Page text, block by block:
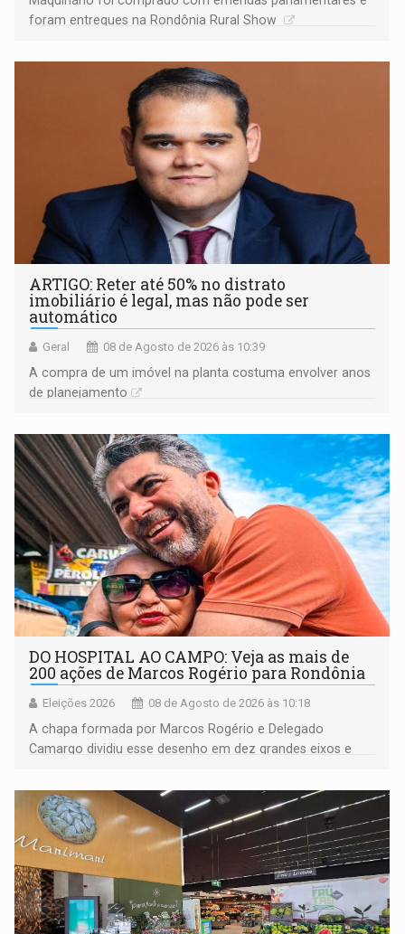
foram entregues na Rondônia Rural Show
ARTIGO: Reter até 50% no distrato
imobiliário é legal, mas não pode ser
automático
Geral 08 de Agosto de 2026 às 10:39
A compra de um imóvel na planta costuma envolver anos
de planejamento
DO HOSPITAL AO CAMPO: Veja as mais de
200 ações de Marcos Rogério para Rondônia
Eleições 2026 08 de Agosto de 2026 às 10:18
A chapa formada por Marcos Rogério e Delegado
Camargo dividiu esse desenho em dez grandes eixos e